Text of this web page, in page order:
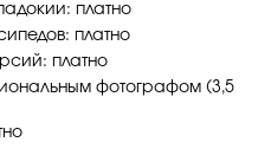
платно
платно
платно
фотографом (3,5